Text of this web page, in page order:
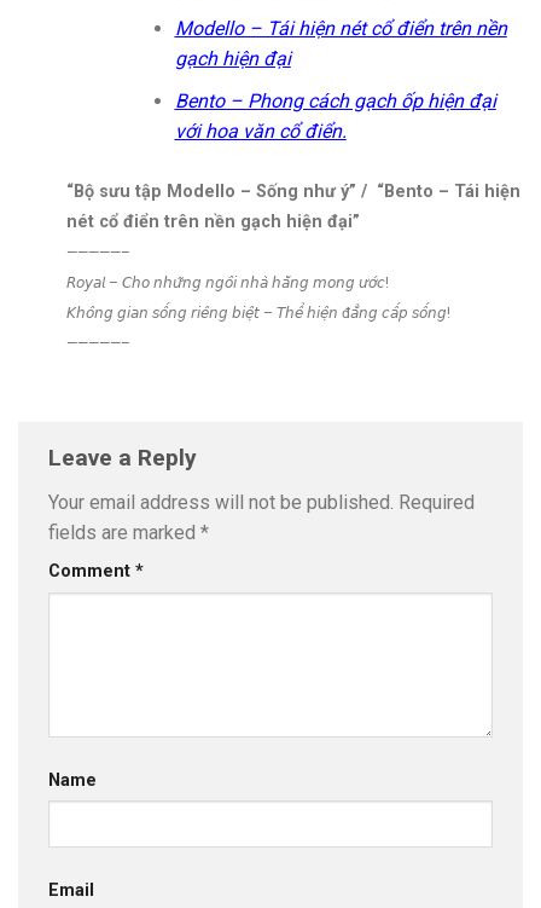
Modello – Tái hiện nét cổ điển trên nền
gạch hiện đại
Bento – Phong cách gạch ốp hiện đại
với hoa văn cổ điển.
“Bộ sưu tập Modello – Sống như ý” / “Bento – Tái hiện
nét cổ điển trên nền gạch hiện đại”
—————–
𝘙𝘰𝘺𝘢𝘭 – 𝘊𝘩𝘰 𝘯𝘩𝘶̛̃𝘯𝘨 𝘯𝘨𝘰̂𝘪 𝘯𝘩𝘢̀ 𝘩𝘢̆̀𝘯𝘨 𝘮𝘰𝘯𝘨 𝘶̛𝘰̛́𝘤!
𝘒𝘩𝘰̂𝘯𝘨 𝘨𝘪𝘢𝘯 𝘴𝘰̂́𝘯𝘨 𝘳𝘪𝘦̂𝘯𝘨 𝘣𝘪𝘦̣̂𝘵 – 𝘛𝘩𝘦̂̉ 𝘩𝘪𝘦̣̂𝘯 đ𝘢̆̉𝘯𝘨 𝘤𝘢̂́𝘱 𝘴𝘰̂́𝘯𝘨!
—————–
Leave a Reply
Your email address will not be published. Required
fields are marked *
Comment *
Name
Email